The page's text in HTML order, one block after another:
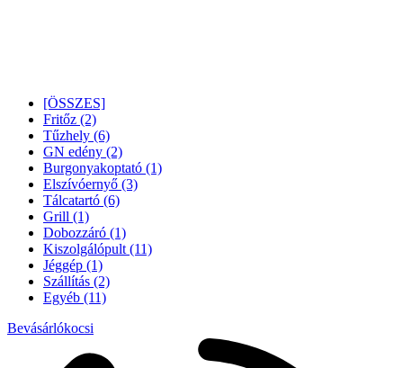
[ÖSSZES]
Fritőz (2)
Tűzhely (6)
GN edény (2)
Burgonyakoptató (1)
Elszívóernyő (3)
Tálcatartó (6)
Grill (1)
Dobozzáró (1)
Kiszolgálópult (11)
Jéggép (1)
Szállítás (2)
Egyéb (11)
Bevásárlókocsi